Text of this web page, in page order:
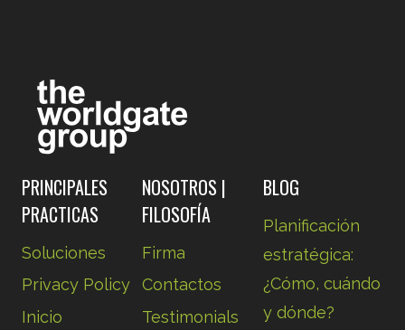
PRINCIPALES
PRACTICAS
Soluciones
Privacy Policy
Inicio
NOSOTROS |
FILOSOFÍA
Firma
Contactos
Testimonials
BLOG
Planificación
estratégica:
¿Cómo, cuándo
y dónde?